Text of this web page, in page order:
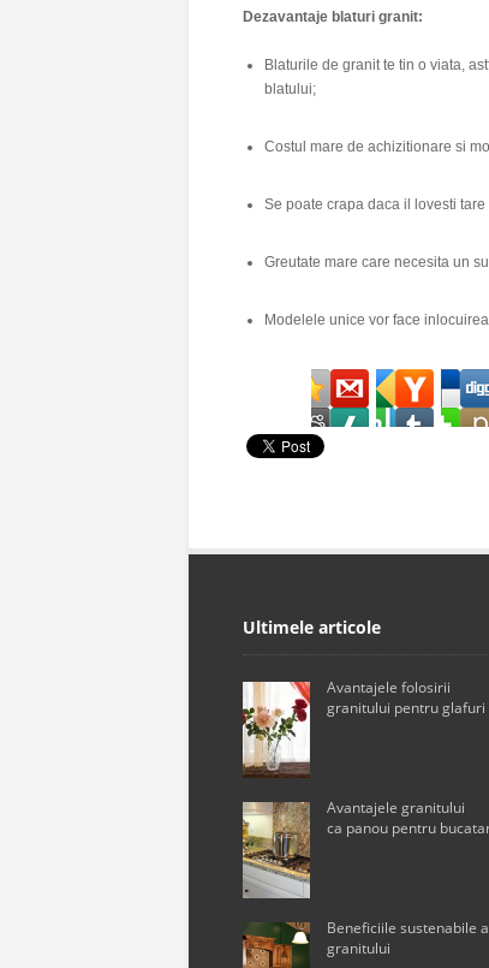
Dezavantaje blaturi granit:
Blaturile de granit te tin o viata,
blatului;
Costul mare de achizitionare si
Se poate crapa daca il lovesti
Greutate mare care necesita un
Modelele unice vor face
Ultimele articole
Avantajele folosirii
granitului pentru glafuri
Avantajele granitului
ca panou pentru
Beneficiile sustenabile
granitului